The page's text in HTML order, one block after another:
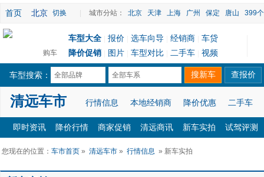
首页 北京 切换 城市分站： 北京 天津 上海 广州 保定 唐山 399
购车
车型大全 报价 选车向导 经销商
车贷
降价促销
图片 车型对比 二手车 视频
车型搜索： 全部品牌 全部车系
清远车市 行情信息 本地经销商 降价优惠 二手车
即时资讯 降价行情 商家促销 清远商讯 新车实拍 试驾评测
您现在的位置： 车市首页 » 清远车市 » 行情信息 » 新车实拍